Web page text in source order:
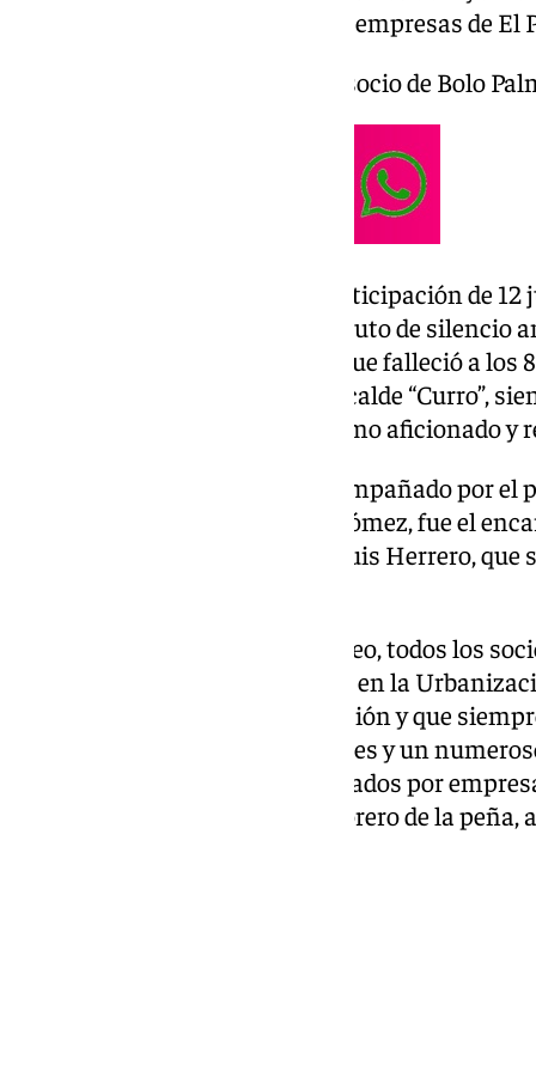
patrocinio de un gran elenco de empresas de El
Entrega de premios del Día del socio de Bolo
Un torneo, que contó con la participación de
categorías, y que guardó un minuto de silencio
homenaje a uno de sus socios que falleció a los
unos días, Francisco Gómez Recalde “Curro”,
Palma pero sobre todo grandísimo aficionado y
González Nieto, que estuvo acompañado por
La Isleta, José Manuel García Gómez, fue el
décimo tercera edición a José Luis Herrero, que
Tras la celebración del XIII Trofeo, todos los
convivencia en la bolera Isleta», en la
cita anual que han hecho tradición y que
ambientes rodeados de familiares y un
faltó el sorteo de obsequios donados por
las que la Alejandro García, tesorero de la